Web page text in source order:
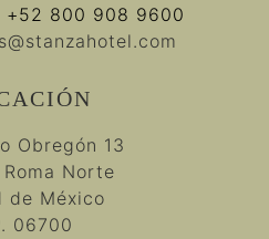
+52 800 908 9600
Obregón 13
Norte
de México
06700